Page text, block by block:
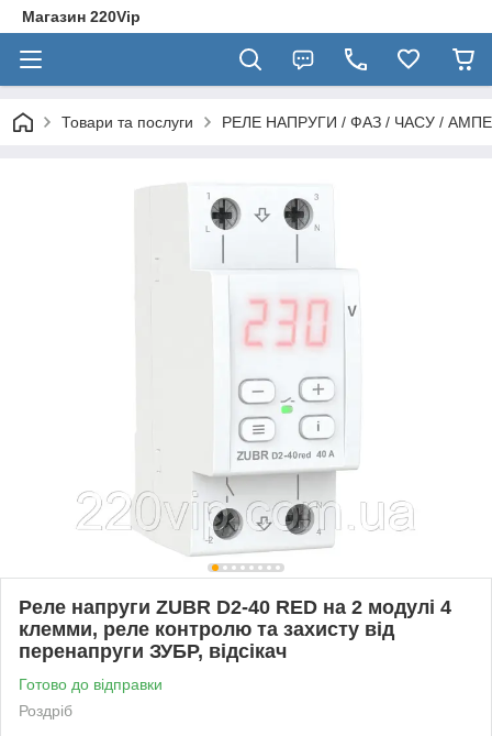
Магазин 220Vip
Товари та послуги РЕЛЕ НАПРУГИ / ФАЗ / ЧАСУ /
Реле напруги ZUBR D2-40 RED на 2 модулі 4
клемми, реле контролю та захисту від
перенапруги ЗУБР, відсікач
Готово до відправки
Роздріб